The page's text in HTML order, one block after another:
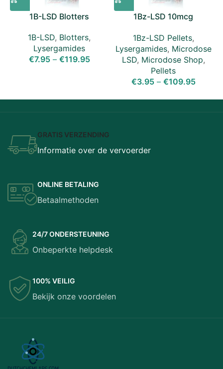
1B-LSD Blotters
1B-LSD, Blotters,
Lysergamides
€7.95 – €119.95
1Bz-LSD 10mcg
1Bz-LSD Pellets,
Lysergamides, Microdose
LSD, Microdose Shop,
Pellets
€3.95 – €109.95
GRATIS VERZENDING
Informatie over de vervoerder
ONLINE BETALING
Betaalmethoden
24/7 ONDERSTEUNING
Onbeperkte helpdesk
100% VEILIG
Bekijk onze voordelen